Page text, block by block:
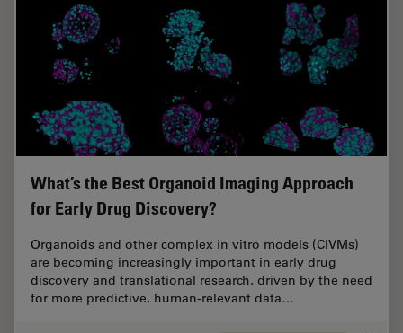
What’s the Best Organoid Imaging Approach
for Early Drug Discovery?
Organoids and other complex in vitro models (CIVMs)
are becoming increasingly important in early drug
discovery and translational research, driven by the need
for more predictive, human-relevant data…